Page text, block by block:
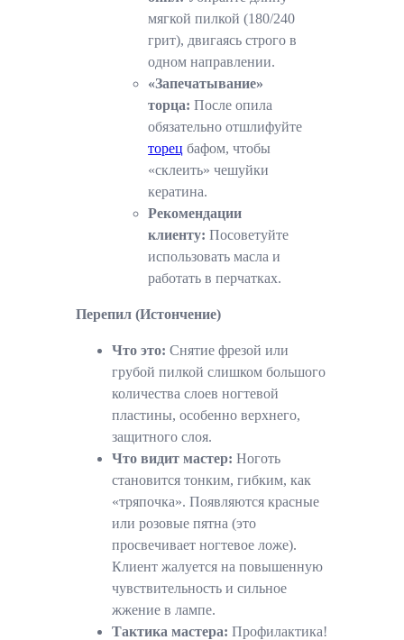
мягкой пилкой (180/240
грит), двигаясь строго в
одном направлении.
«Запечатывание»
торца: После опила
обязательно отшлифуйте
торец бафом, чтобы
«склеить» чешуйки
кератина.
Рекомендации
клиенту: Посоветуйте
использовать масла и
работать в перчатках.
Перепил (Истончение)
Что это: Снятие фрезой или
грубой пилкой слишком большого
количества слоев ногтевой
пластины, особенно верхнего,
защитного слоя.
Что видит мастер: Ноготь
становится тонким, гибким, как
«тряпочка». Появляются красные
или розовые пятна (это
просвечивает ногтевое ложе).
Клиент жалуется на повышенную
чувствительность и сильное
жжение в лампе.
Тактика мастера: Профилактика!